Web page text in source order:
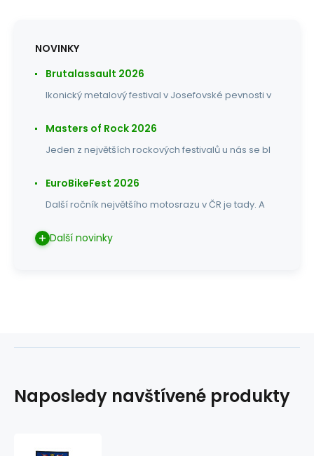
NOVINKY
Brutalassault 2026
Ikonický metalový festival v Josefovské pevnosti v
Masters of Rock 2026
Jeden z největších rockových festivalů u nás se bl
EuroBikeFest 2026
Další ročník největšího motosrazu v ČR je tady. A
Další novinky
Naposledy navštívené produkty